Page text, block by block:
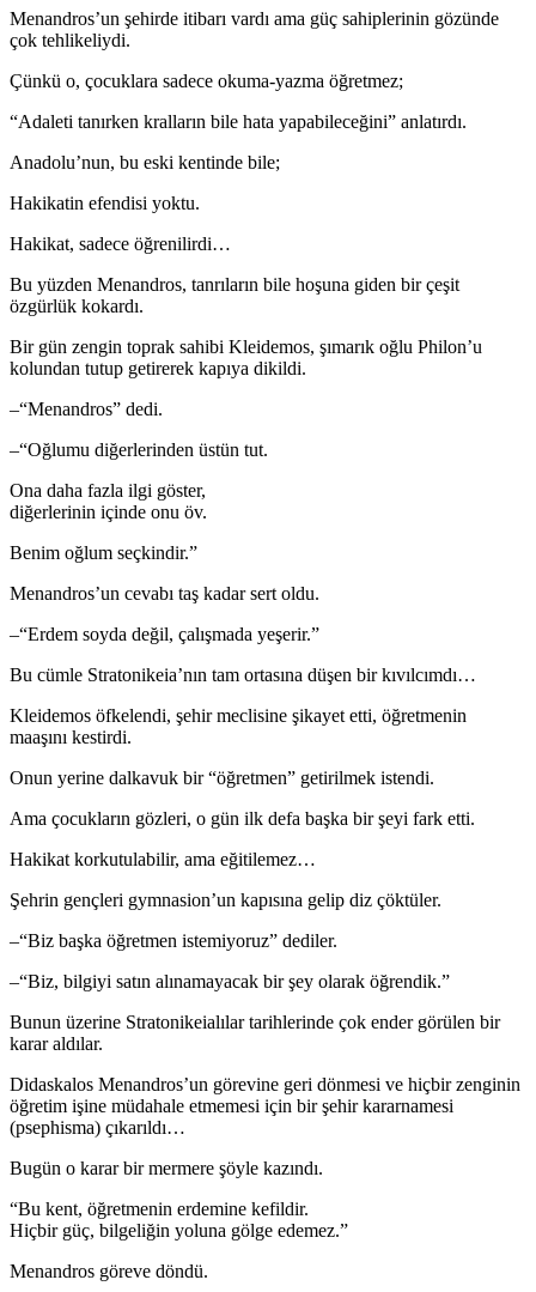
Menandros’un şehirde itibarı vardı ama güç sahiplerinin gözünde
çok tehlikeliydi.
Çünkü o, çocuklara sadece okuma-yazma öğretmez;
“Adaleti tanırken kralların bile hata yapabileceğini” anlatırdı.
Anadolu’nun, bu eski kentinde bile;
Hakikatin efendisi yoktu.
Hakikat, sadece öğrenilirdi…
Bu yüzden Menandros, tanrıların bile hoşuna giden bir çeşit
özgürlük kokardı.
Bir gün zengin toprak sahibi Kleidemos, şımarık oğlu Philon’u
kolundan tutup getirerek kapıya dikildi.
–“Menandros” dedi.
–“Oğlumu diğerlerinden üstün tut.
Ona daha fazla ilgi göster,
diğerlerinin içinde onu öv.
Benim oğlum seçkindir.”
Menandros’un cevabı taş kadar sert oldu.
–“Erdem soyda değil, çalışmada yeşerir.”
Bu cümle Stratonikeia’nın tam ortasına düşen bir kıvılcımdı…
Kleidemos öfkelendi, şehir meclisine şikayet etti, öğretmenin
maaşını kestirdi.
Onun yerine dalkavuk bir “öğretmen” getirilmek istendi.
Ama çocukların gözleri, o gün ilk defa başka bir şeyi fark etti.
Hakikat korkutulabilir, ama eğitilemez…
Şehrin gençleri gymnasion’un kapısına gelip diz çöktüler.
–“Biz başka öğretmen istemiyoruz” dediler.
–“Biz, bilgiyi satın alınamayacak bir şey olarak öğrendik.”
Bunun üzerine Stratonikeialılar tarihlerinde çok ender görülen bir
karar aldılar.
Didaskalos Menandros’un görevine geri dönmesi ve hiçbir zenginin
öğretim işine müdahale etmemesi için bir şehir kararnamesi
(psephisma) çıkarıldı…
Bugün o karar bir mermere şöyle kazındı.
“Bu kent, öğretmenin erdemine kefildir.
Hiçbir güç, bilgeliğin yoluna gölge edemez.”
Menandros göreve döndü.